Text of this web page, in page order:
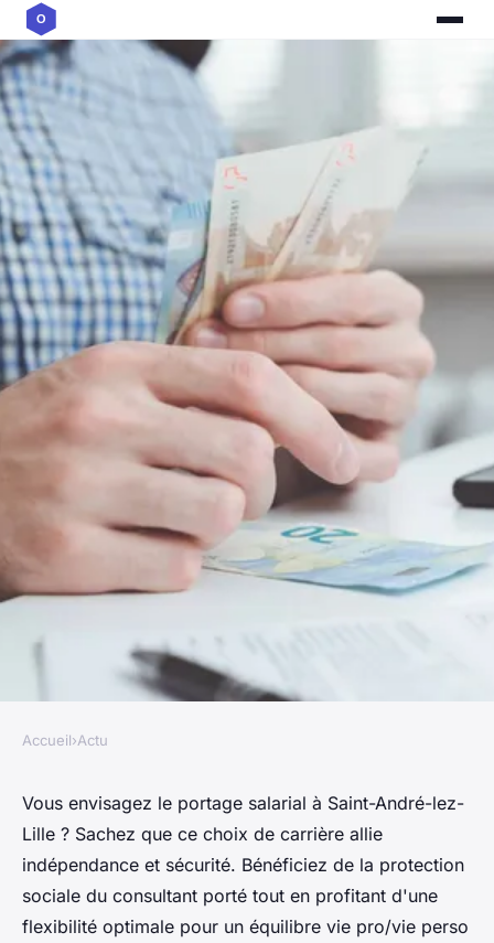
Portage salarial à saint-andré-
lez-lille : avantages et les
informations pratiques à
savoir
Accueil›Actu
Vous envisagez le portage salarial à Saint-André-lez-
Lille ? Sachez que ce choix de carrière allie
indépendance et sécurité. Bénéficiez de la protection
sociale du consultant porté tout en profitant d'une
flexibilité optimale pour un équilibre vie pro/vie perso